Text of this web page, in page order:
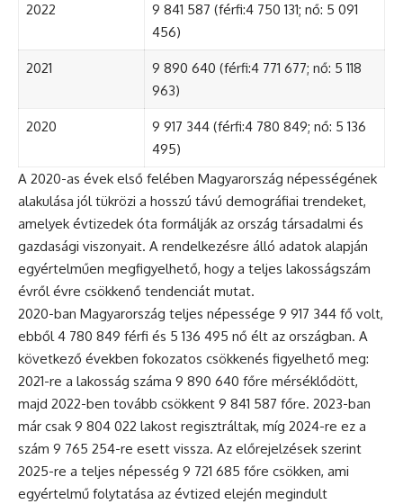
2022
9 841 587 (férfi:4 750 131; nő: 5 091
456)
2021
9 890 640 (férfi:4 771 677; nő: 5 118
963)
2020
9 917 344 (férfi:4 780 849; nő: 5 136
495)
A 2020-as évek első felében Magyarország népességének
alakulása jól tükrözi a hosszú távú demográfiai trendeket,
amelyek évtizedek óta formálják az ország társadalmi és
gazdasági viszonyait. A rendelkezésre álló adatok alapján
egyértelműen megfigyelhető, hogy a teljes lakosságszám
évről évre csökkenő tendenciát mutat.
2020-ban Magyarország teljes népessége 9 917 344 fő volt,
ebből 4 780 849 férfi és 5 136 495 nő élt az országban. A
következő években fokozatos csökkenés figyelhető meg:
2021-re a lakosság száma 9 890 640 főre mérséklődött,
majd 2022-ben tovább csökkent 9 841 587 főre. 2023-ban
már csak 9 804 022 lakost regisztráltak, míg 2024-re ez a
szám 9 765 254-re esett vissza. Az előrejelzések szerint
2025-re a teljes népesség 9 721 685 főre csökken, ami
egyértelmű folytatása az évtized elején megindult